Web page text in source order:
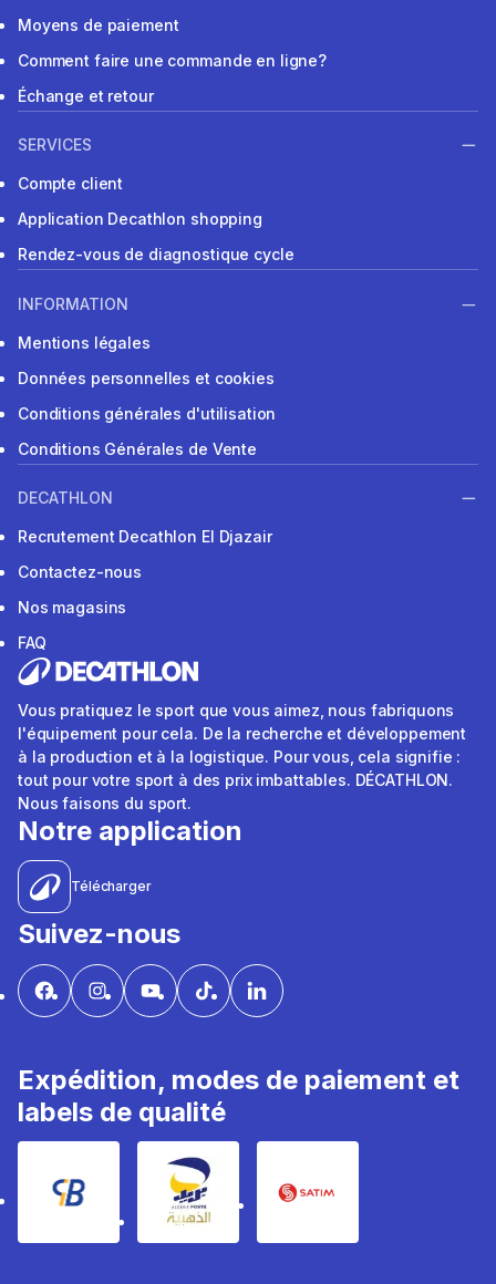
Moyens de paiement
Comment faire une commande en ligne?
Échange et retour
SERVICES
Compte client
Application Decathlon shopping
Rendez-vous de diagnostique cycle
INFORMATION
Mentions légales
Données personnelles et cookies
Conditions générales d'utilisation
Conditions Générales de Vente
DECATHLON
Recrutement Decathlon El Djazair
Contactez-nous
Nos magasins
FAQ
Vous pratiquez le sport que vous aimez, nous fabriquons
l'équipement pour cela. De la recherche et développement
à la production et à la logistique. Pour vous, cela signifie :
tout pour votre sport à des prix imbattables. DÉCATHLON.
Nous faisons du sport.
Notre application
Télécharger
Suivez-nous
Expédition, modes de paiement et
labels de qualité